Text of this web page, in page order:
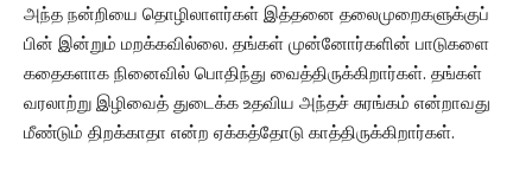
அந்த நன்றியை தொழிலாளர்கள் இத்தனை தலைமுறைகளுக்குப்
பின் இன்றும் மறக்கவில்லை. தங்கள் முன்னோர்களின் பாடுகளை
கதைகளாக நினைவில் பொதிந்து வைத்திருக்கிறார்கள். தங்கள்
வரலாற்று இழிவைத் துடைக்க உதவிய அந்தச் சுரங்கம் என்றாவது
மீண்டும் திறக்காதா என்ற ஏக்கத்தோடு காத்திருக்கிறார்கள்.